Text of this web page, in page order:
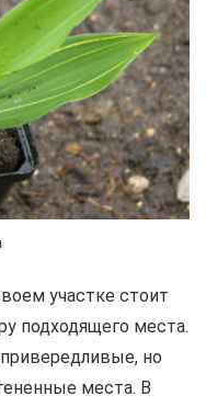
участке стоит
подходящего места.
но
места. В